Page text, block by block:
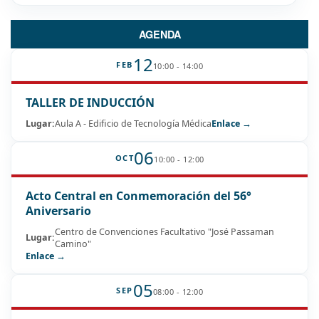
AGENDA
FEB 1210:00 - 14:00
TALLER DE INDUCCIÓN
Lugar:Aula A - Edificio de Tecnología MédicaEnlace →
OCT0610:00 - 12:00
Acto Central en Conmemoración del 56°
Aniversario
Lugar:Centro de Convenciones Facultativo "José Passaman
Camino"
Enlace →
SEP 0508:00 - 12:00